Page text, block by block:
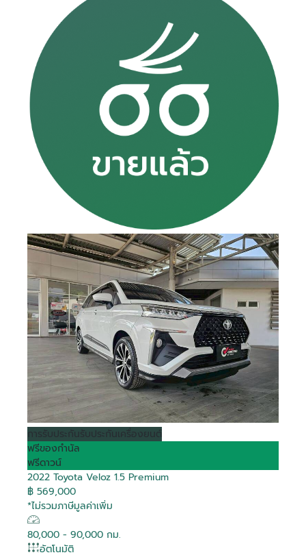
การรับประกันรับประกันเครื่องยนต์
ฟรีของกำนัล
ฟรีดาวน์
2022 Toyota Veloz 1.5 Premium
฿ 569,000
*ไม่รวมภาษีมูลค่าเพิ่ม
80,000 - 90,000 กม.
อัตโนมัติ